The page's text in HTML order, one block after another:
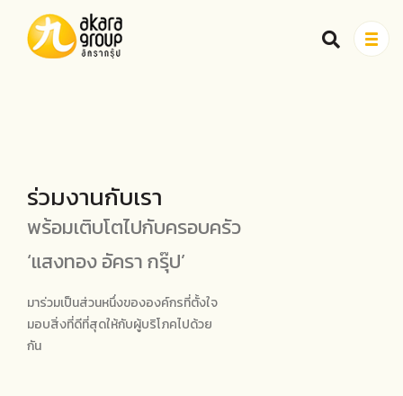
สูตรอาหาร
เกี่ยวกับเรา
จุดจำหน่ายสินค้า
ร่วมงานกับเรา
พร้อมเติบโตไปกับครอบครัว
‘แสงทอง อัครา กรุ๊ป’
มาร่วมเป็นส่วนหนึ่งขององค์กรที่ตั้งใจ
มอบสิ่งที่ดีที่สุดให้กับผู้บริโภคไปด้วย
กัน